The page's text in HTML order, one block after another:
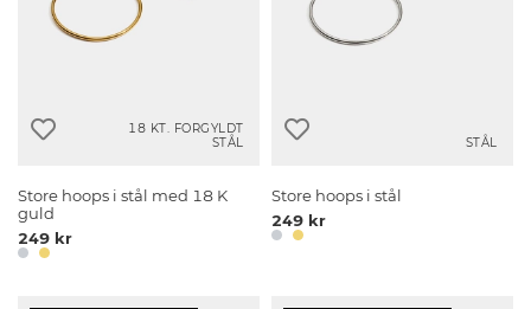
18 KT. FORGYLDT
STÅL
Store hoops i stål med 18 K
guld
249 kr
STÅL
Store hoops i stål
249 kr